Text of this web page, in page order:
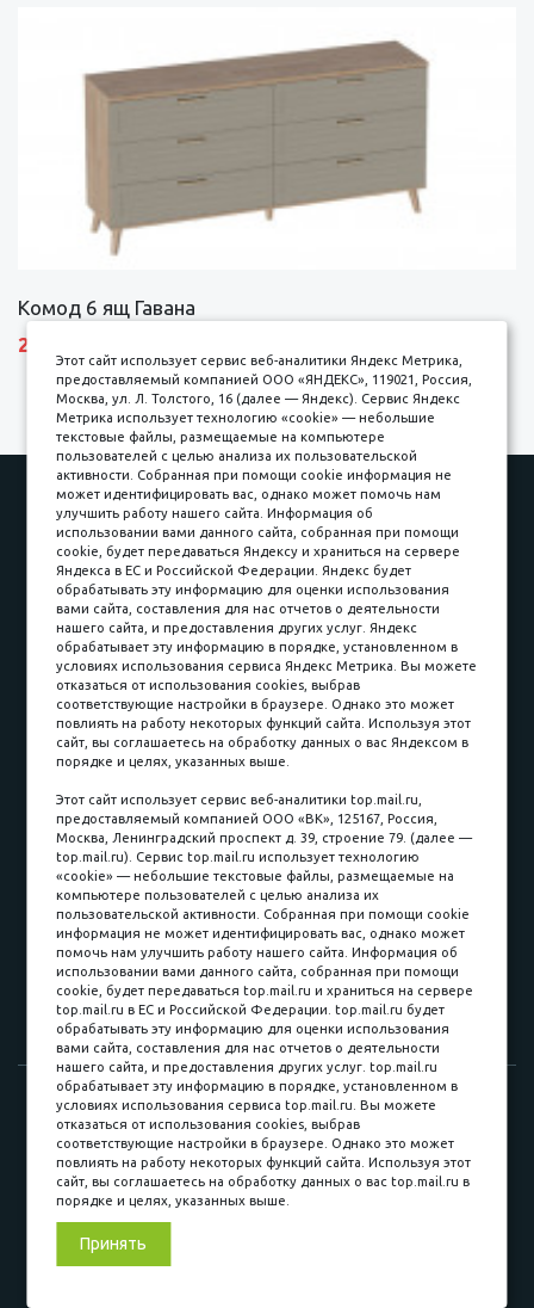
Комод 6 ящ Гавана
27690 р.
Наши работы
Оплата
Доставка и сборка
Гарантии
Карьера в компании
Контакты
Принимаем к оплате
Наличные
пл. Соляная, 6, стр. 16
8 (3822) 60-70-30
8 (3822) 50-39-09
8 (3822) 22-77-68
8 (3822) 50-48-50
8 (3822) 65-42-10
© 2015-2026. Компания «Мебельный куб».
ИП Саворенко Валерий Александрович. Россия, г. Томск, пл.
Соляная, 6 стр. 16, Цокольный этаж
Этот сайт использует сервис веб-аналитики Яндекс Метрика,
предоставляемый компанией ООО «ЯНДЕКС», 119021, Россия,
Москва, ул. Л. Толстого, 16 (далее — Яндекс). Сервис Яндекс
Метрика использует технологию «cookie» — небольшие
текстовые файлы, размещаемые на компьютере
пользователей с целью анализа их пользовательской
активности. Собранная при помощи cookie информация не
может идентифицировать вас, однако может помочь нам
улучшить работу нашего сайта. Информация об
использовании вами данного сайта, собранная при помощи
cookie, будет передаваться Яндексу и храниться на сервере
Яндекса в ЕС и Российской Федерации. Яндекс будет
обрабатывать эту информацию для оценки использования
вами сайта, составления для нас отчетов о деятельности
нашего сайта, и предоставления других услуг. Яндекс
обрабатывает эту информацию в порядке, установленном в
условиях использования сервиса Яндекс Метрика. Вы можете
отказаться от использования cookies, выбрав
соответствующие настройки в браузере. Однако это может
повлиять на работу некоторых функций сайта. Используя этот
сайт, вы соглашаетесь на обработку данных о вас Яндексом в
порядке и целях, указанных выше.
Этот сайт использует сервис веб-аналитики top.mail.ru,
предоставляемый компанией ООО «ВК», 125167, Россия,
Москва, Ленинградский проспект д. 39, строение 79. (далее —
top.mail.ru). Сервис top.mail.ru использует технологию
«cookie» — небольшие текстовые файлы, размещаемые на
компьютере пользователей с целью анализа их
пользовательской активности. Собранная при помощи cookie
информация не может идентифицировать вас, однако может
помочь нам улучшить работу нашего сайта. Информация об
использовании вами данного сайта, собранная при помощи
cookie, будет передаваться top.mail.ru и храниться на сервере
top.mail.ru в ЕС и Российской Федерации. top.mail.ru будет
обрабатывать эту информацию для оценки использования
вами сайта, составления для нас отчетов о деятельности
нашего сайта, и предоставления других услуг. top.mail.ru
обрабатывает эту информацию в порядке, установленном в
условиях использования сервиса top.mail.ru. Вы можете
отказаться от использования cookies, выбрав
соответствующие настройки в браузере. Однако это может
повлиять на работу некоторых функций сайта. Используя этот
сайт, вы соглашаетесь на обработку данных о вас top.mail.ru в
порядке и целях, указанных выше.
Принять